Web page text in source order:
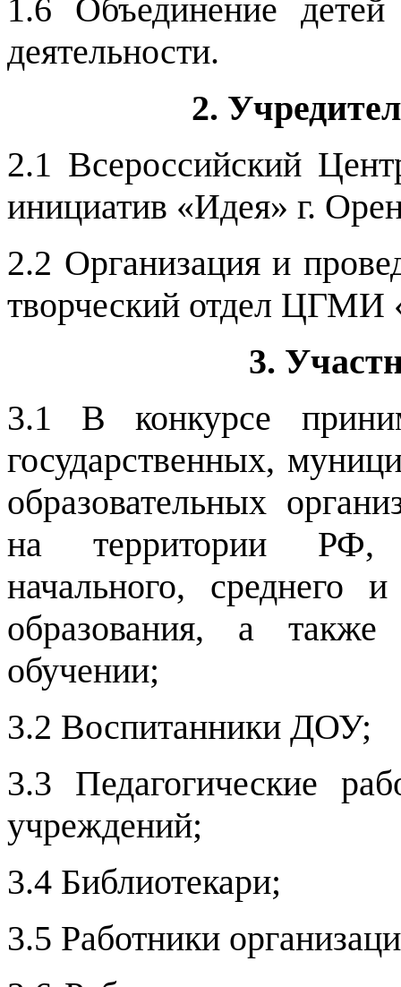
1.6 Объединение
деятельности.
2.
2.1 Всероссийский
инициатив «Идея» г.
2.2 Организация и
творческий отдел ЦГМИ
3.
3.1 В конкурсе
государственных,
образовательных
на территории РФ,
начального, среднего
образования, а
обучении;
3.2 Воспитанники ДОУ;
3.3 Педагогические
учреждений;
3.4 Библиотекари;
3.5 Работники